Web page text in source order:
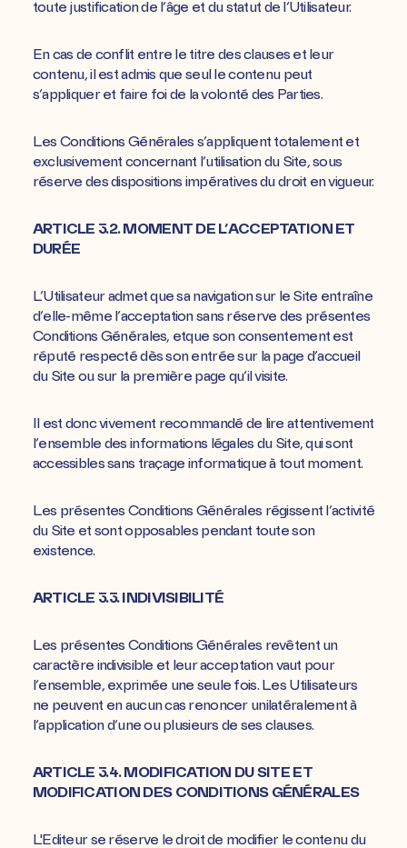
toute justification de l’âge et du statut de l’Utilisateur.
En cas de conflit entre le titre des clauses et leur
contenu, il est admis que seul le contenu peut
s’appliquer et faire foi de la volonté des Parties.
Les Conditions Générales s’appliquent totalement et
exclusivement concernant l’utilisation du Site, sous
réserve des dispositions impératives du droit en vigueur.
ARTICLE 3.2. MOMENT DE L’ACCEPTATION ET
DURÉE
L’Utilisateur admet que sa navigation sur le Site entraîne
d’elle-même l’acceptation sans réserve des présentes
Conditions Générales, etque son consentement est
réputé respecté dès son entrée sur la page d’accueil
du Site ou sur la première page qu’il visite.
Il est donc vivement recommandé de lire attentivement
l’ensemble des informations légales du Site, qui sont
accessibles sans traçage informatique à tout moment.
Les présentes Conditions Générales régissent l’activité
du Site et sont opposables pendant toute son
existence.
ARTICLE 3.3. INDIVISIBILITÉ
Les présentes Conditions Générales revêtent un
caractère indivisible et leur acceptation vaut pour
l’ensemble, exprimée une seule fois. Les Utilisateurs
ne peuvent en aucun cas renoncer unilatéralement à
l’application d’une ou plusieurs de ses clauses.
ARTICLE 3.4. MODIFICATION DU SITE ET
MODIFICATION DES CONDITIONS GÉNÉRALES
L'Editeur se réserve le droit de modifier le contenu du